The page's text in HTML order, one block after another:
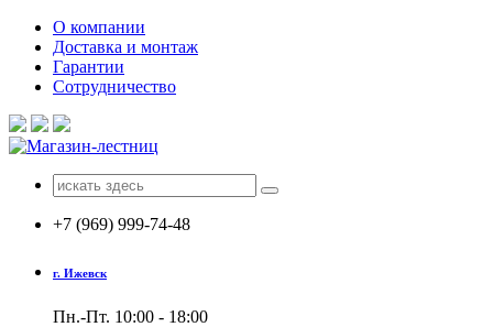
Перейти
содержимому
О компании
Доставка и монтаж
Гарантии
Сотрудничество
Поиск
для:
+7 (969) 999-74-48
г. Ижевск
Пн.-Пт. 10:00 - 18:00